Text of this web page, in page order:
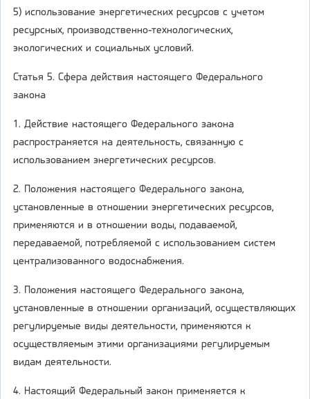
5) использование энергетических ресурсов с учетом
ресурсных, производственно-технологических,
экологических и социальных условий.
Статья 5. Сфера действия настоящего Федерального
закона
1. Действие настоящего Федерального закона
распространяется на деятельность, связанную с
использованием энергетических ресурсов.
2. Положения настоящего Федерального закона,
установленные в отношении энергетических ресурсов,
применяются и в отношении воды, подаваемой,
передаваемой, потребляемой с использованием систем
централизованного водоснабжения.
3. Положения настоящего Федерального закона,
установленные в отношении организаций, осуществляющих
регулируемые виды деятельности, применяются к
осуществляемым этими организациями регулируемым
видам деятельности.
4. Настоящий Федеральный закон применяется к